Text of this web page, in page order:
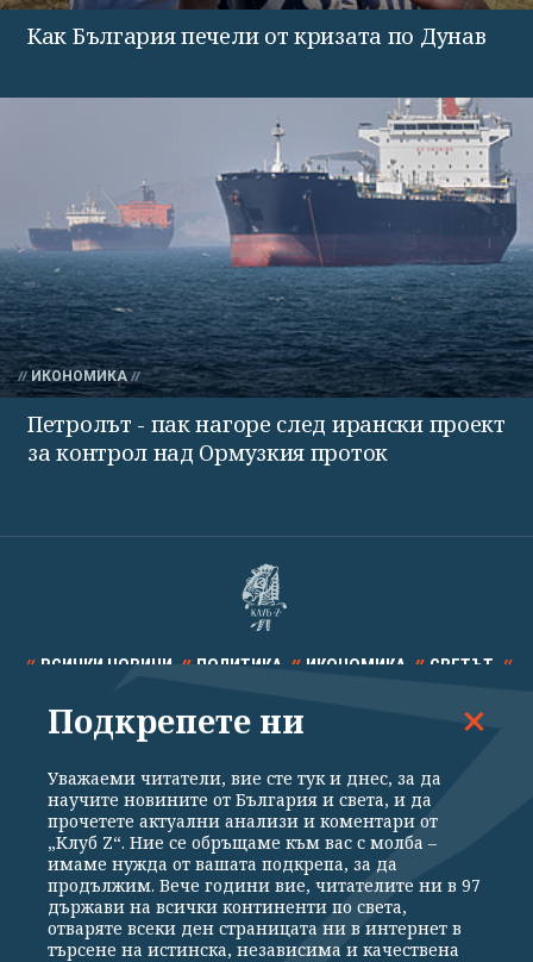
Как България печели от кризата по Дунав
ИКОНОМИКА
Петролът - пак нагоре след ирански проект
за контрол над Ормузкия проток
ВСИЧКИ НОВИНИ ПОЛИТИКА ИКОНОМИКА СВЕТЪТ
СПОРТ КУЛТУРА ТЕХНОЛОГИИ КАЛЕЙДОСКОП
Общи условия
Политика за поверителност
Реклама
Партньори Контакти
За Клуб Z
Подкрепете ни
Уважаеми читатели, вие сте тук и днес, за да
научите новините от България и света, и да
прочетете актуални анализи и коментари от
„Клуб Z“. Ние се обръщаме към вас с молба –
имаме нужда от вашата подкрепа, за да
продължим. Вече години вие, читателите ни в 97
държави на всички континенти по света,
отваряте всеки ден страницата ни в интернет в
търсене на истинска, независима и качествена